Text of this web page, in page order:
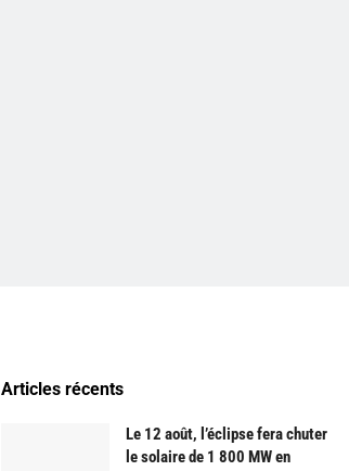
Articles récents
Le 12 août, l’éclipse fera chuter
le solaire de 1 800 MW en